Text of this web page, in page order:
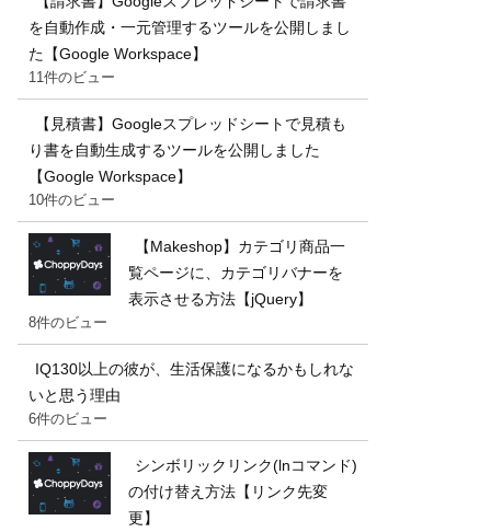
を自動作成・一元管理するツールを公開しまし
た【Google Workspace】
11件のビュー
【見積書】Googleスプレッドシートで見積も
り書を自動生成するツールを公開しました
【Google Workspace】
10件のビュー
【Makeshop】カテゴリ商品一
覧ページに、カテゴリバナーを
表示させる方法【jQuery】
8件のビュー
IQ130以上の彼が、生活保護になるかもしれな
いと思う理由
6件のビュー
シンボリックリンク(lnコマンド)
の付け替え方法【リンク先変
更】